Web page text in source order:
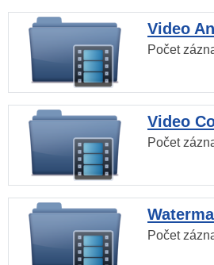
Video
Počet
Video
Počet
Počet